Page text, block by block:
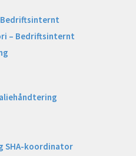
– Bedriftsinternt
SHA-koordinator